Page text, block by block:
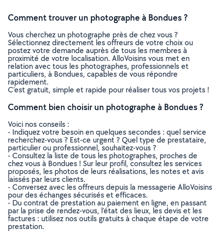
Comment trouver un photographe à Bondues ?
Vous cherchez un photographe près de chez vous ?
Sélectionnez directement les offreurs de votre choix ou
postez votre demande auprès de tous les membres à
proximité de votre localisation. AlloVoisins vous met en
relation avec tous les photographes, professionnels et
particuliers, à Bondues, capables de vous répondre
rapidement.
C’est gratuit, simple et rapide pour réaliser tous vos projets !
Comment bien choisir un photographe à Bondues ?
Voici nos conseils :
- Indiquez votre besoin en quelques secondes : quel service
recherchez-vous ? Est-ce urgent ? Quel type de prestataire,
particulier ou professionnel, souhaitez-vous ?
- Consultez la liste de tous les photographes, proches de
chez vous à Bondues ! Sur leur profil, consultez les services
proposés, les photos de leurs réalisations, les notes et avis
laissés par leurs clients.
- Conversez avec les offreurs depuis la messagerie AlloVoisins
pour des échanges sécurisés et efficaces.
- Du contrat de prestation au paiement en ligne, en passant
par la prise de rendez-vous, l’état des lieux, les devis et les
factures : utilisez nos outils gratuits à chaque étape de votre
prestation.